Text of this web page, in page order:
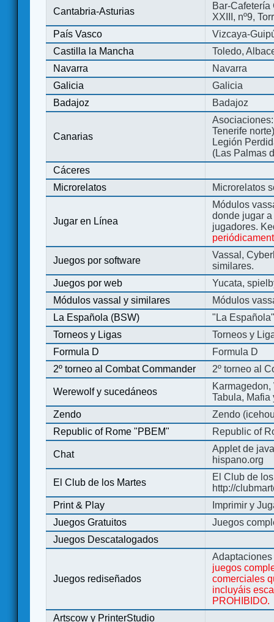
Cantabria-Asturias
Bar-
XXIII, nº9,
País Vasco
Vizcaya-
Castilla la Mancha
Toledo,
Navarra
Navarra
Galicia
Galicia
Badajoz
Badajoz
Canarias
Tenerife
Legión
(Las Palmas
Cáceres
Microrelatos
Microrelatos
Jugar en Línea
Módulos
donde jugar
jugadores.
Juegos por software
Vassal,
similares.
Juegos por web
Yucata,
Módulos vassal y similares
Módulos
La Española (BSW)
"La
Torneos y Ligas
Torneos y
Formula D
Formula D
2º torneo al Combat Commander
2º torneo al
Werewolf y sucedáneos
Tabula, Mafia
Zendo
Zendo
Republic of Rome "PBEM"
Republic of
Chat
Applet de
hispano.org
El Club de los Martes
El Club de
http://
Print & Play
Imprimir y
Juegos Gratuitos
Juegos
Juegos Descatalogados
Juegos rediseñados
juegos
comerciales
incluyáis
PROHIBIDO.
Artscow y PrinterStudio